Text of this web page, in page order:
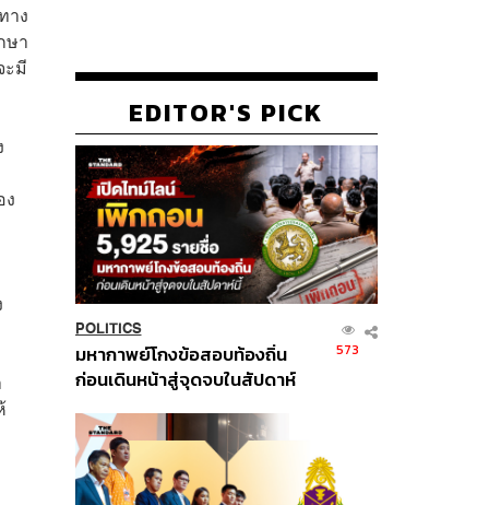
าง
ษา
ะมี
EDITOR'S PICK
POLITICS
มหากาพย์โกงข้อสอบท้องถิ่น
ก่อนเดินหน้าสู่จุดจบในสัปดาห์
573